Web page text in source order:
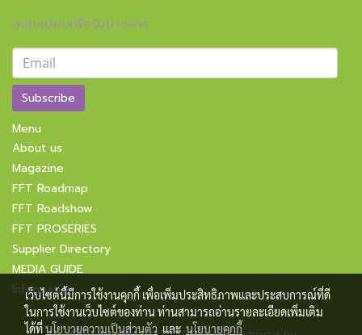
ลงทะเบียนเพื่อรับข่าวสาร
Subscribe
Menu
About us
Magazine
FFT Roadmap
FFT Roadshow
FFT PROSERIES
Supplier Directory
MEDIA GUIDE
Information
เว็บไซต์นี้มีการใช้งานคุกกี้ เพื่อเพิ่มประสิทธิภาพและประสบการณ์ที่ดี
ในการใช้งานเว็บไซต์ของท่าน ท่านสามารถอ่านรายละเอียดเพิ่มเติม
ได้ที่นโยบายความเป็นส่วนตัวและนโยบายคุกกี้